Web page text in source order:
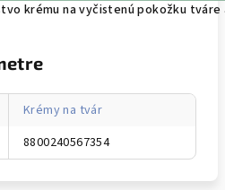
krému na vyčistenú pokožku
Krémy na tvár
8800240567354